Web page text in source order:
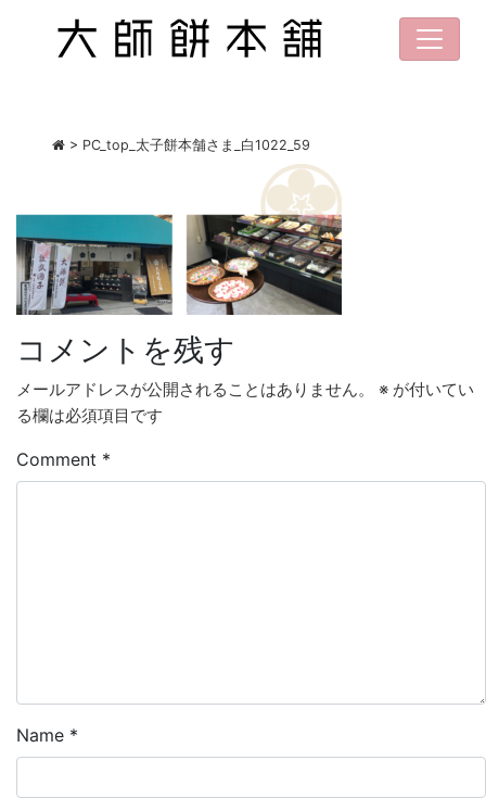
> PC_top_太子餅本舗さま_白1022_59
コメントを残す
メールアドレスが公開されることはありません。 ※ が付いてい
る欄は必須項目です
Comment *
Name *